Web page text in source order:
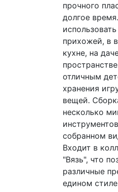
прочного
долгое
прихожей, в
кухне, на
отличным
хранения
вещей.
несколько
собранном
Входит в
"Вязь", что
различные
едином